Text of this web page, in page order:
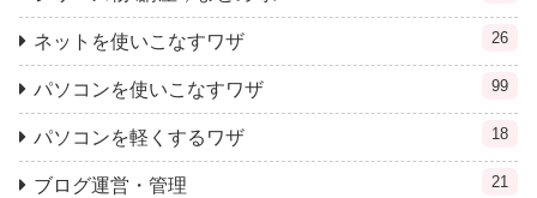
ネットを使いこなすワザ 26
パソコンを使いこなすワザ 99
パソコンを軽くするワザ 18
ブログ運営・管理 21